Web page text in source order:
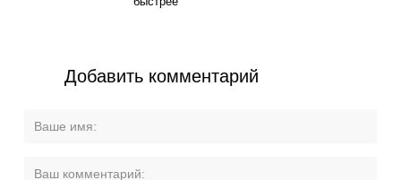
Добавить комментарий